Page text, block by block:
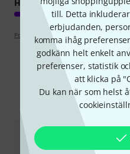
till. Detta
erbjudanden,
komma ihåg
godkänn helt enkelt
preferenser, statistik
att klicka på
Du kan när som helst
HANTVERKSKVALITET
Poängpolicy
Jämför